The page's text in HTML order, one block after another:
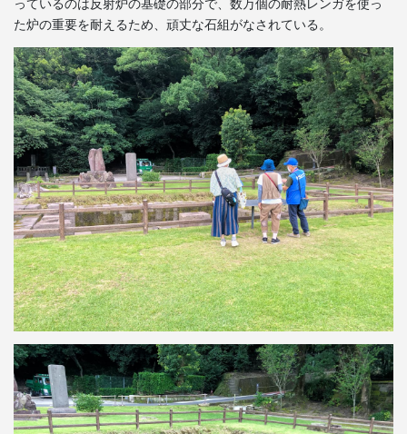
た炉の重要を耐えるため、頑丈な石組がなされている。